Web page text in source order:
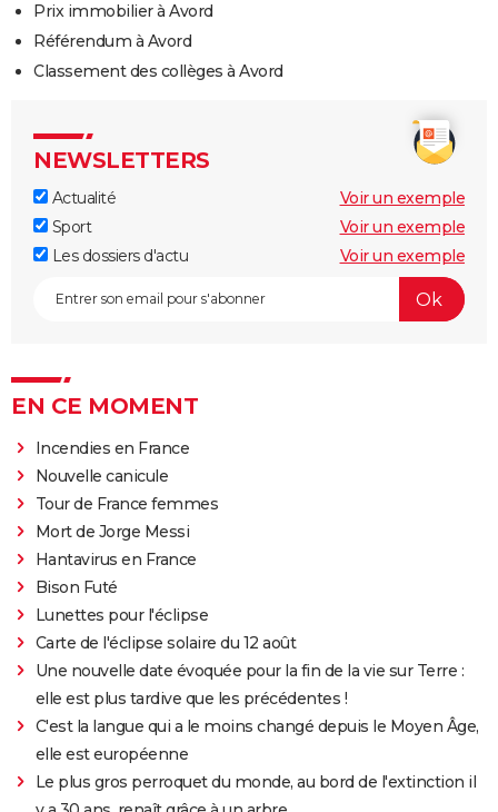
Prix immobilier à Avord
Référendum à Avord
Classement des collèges à Avord
NEWSLETTERS
Actualité
Voir un exemple
Sport
Voir un exemple
Les dossiers d'actu
Voir un exemple
EN CE MOMENT
Incendies en France
Nouvelle canicule
Tour de France femmes
Mort de Jorge Messi
Hantavirus en France
Bison Futé
Lunettes pour l'éclipse
Carte de l'éclipse solaire du 12 août
Une nouvelle date évoquée pour la fin de la vie sur Terre :
elle est plus tardive que les précédentes !
C'est la langue qui a le moins changé depuis le Moyen Âge,
elle est européenne
Le plus gros perroquet du monde, au bord de l'extinction il